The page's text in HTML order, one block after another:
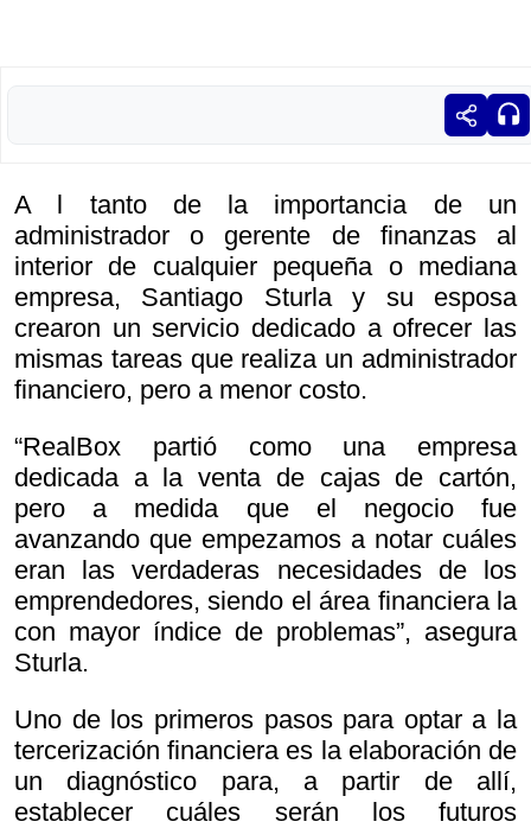
A l tanto de la importancia de un
administrador o gerente de finanzas al
interior de cualquier pequeña o mediana
empresa, Santiago Sturla y su esposa
crearon un servicio dedicado a ofrecer las
mismas tareas que realiza un administrador
financiero, pero a menor costo.
“RealBox partió como una empresa
dedicada a la venta de cajas de cartón,
pero a medida que el negocio fue
avanzando que empezamos a notar cuáles
eran las verdaderas necesidades de los
emprendedores, siendo el área financiera la
con mayor índice de problemas”, asegura
Sturla.
Uno de los primeros pasos para optar a la
tercerización financiera es la elaboración de
un diagnóstico para, a partir de allí,
establecer cuáles serán los futuros